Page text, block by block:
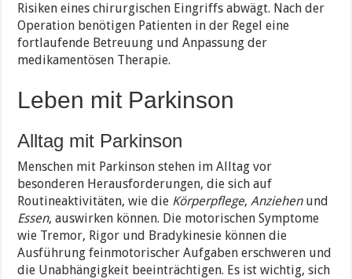
Risiken eines chirurgischen Eingriffs abwägt. Nach der
Operation benötigen Patienten in der Regel eine
fortlaufende Betreuung und Anpassung der
medikamentösen Therapie.
Leben mit Parkinson
Alltag mit Parkinson
Menschen mit Parkinson stehen im Alltag vor
besonderen Herausforderungen, die sich auf
Routineaktivitäten, wie die Körperpflege,Anziehenund
Essen, auswirken können. Die motorischen Symptome
wie Tremor, Rigor und Bradykinesie können die
Ausführung feinmotorischer Aufgaben erschweren und
die Unabhängigkeit beeinträchtigen. Es ist wichtig, sich